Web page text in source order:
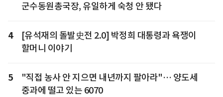
군수동원총국장, 유일하게 숙청 안 됐다
4
[유석재의 돌발史전 2.0] 박정희 대통령과 욕쟁이
할머니 이야기
5
"직접 농사 안 지으면 내년까지 팔아라"… 양도세
중과에 떨고 있는 6070